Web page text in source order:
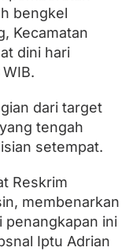
bengkel
Kecamatan
dini hari
dari target
tengah
setempat.
Reskrim
membenarkan
penangkapan ini
Iptu Adrian